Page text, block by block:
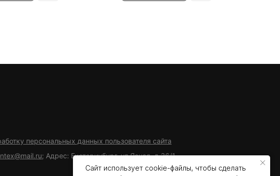
персональных данных пользователя сайта
; Адрес: Екатеринбург, ул.Ясная, д.36/1
Сайт использует cookie-файлы, чтобы сделать